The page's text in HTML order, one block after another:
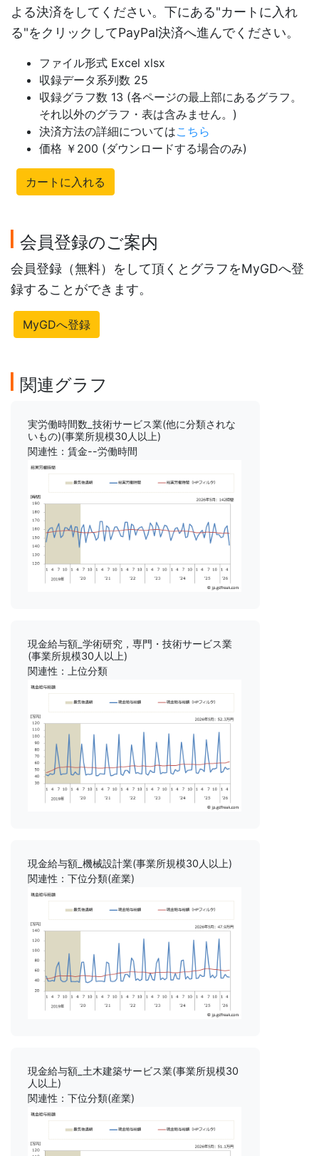
よる決済をしてください。下にある"カートに入れ
る"をクリックしてPayPal決済へ進んでください。
ファイル形式 Excel xlsx
収録データ系列数 25
収録グラフ数 13 (各ページの最上部にあるグラフ。
それ以外のグラフ・表は含みません。)
決済方法の詳細についてはこちら
価格 ￥200 (ダウンロードする場合のみ)
カートに入れる
会員登録のご案内
会員登録（無料）をして頂くとグラフをMyGDへ登
録することができます。
MyGDへ登録
関連グラフ
実労働時間数_技術サービス業(他に分類されな
いもの)(事業所規模30人以上)
関連性：賃金--労働時間
現金給与額_学術研究，専門・技術サービス業
(事業所規模30人以上)
関連性：上位分類
現金給与額_機械設計業(事業所規模30人以上)
関連性：下位分類(産業)
現金給与額_土木建築サービス業(事業所規模30
人以上)
関連性：下位分類(産業)